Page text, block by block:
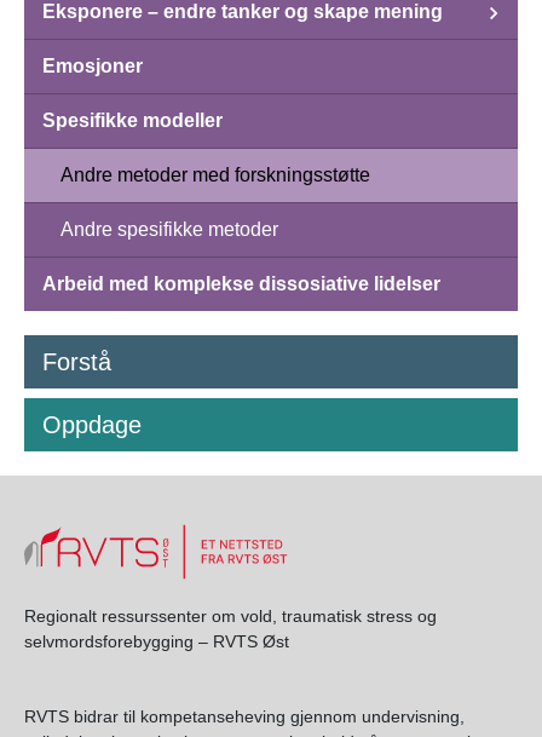
Eksponere – endre tanker og skape mening
Emosjoner
Spesifikke modeller
Andre metoder med forskningsstøtte
Andre spesifikke metoder
Arbeid med komplekse dissosiative lidelser
Forstå
Oppdage
Regionalt ressurssenter om vold, traumatisk stress og
selvmordsforebygging – RVTS Øst
RVTS bidrar til kompetanseheving gjennom undervisning,